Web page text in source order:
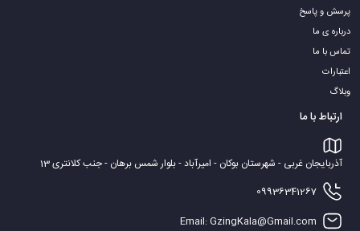
پرسش و پاسخ
درباره ی ما
تماس با ما
اعتبارات
وبلاگ
ارتباط با ما
آذربایجان غربی - شهرستان بوکان - امیرآباد - بلوار شمس برهان - جنب کلانتری 13
09936341267
Email: GzingKala@Gmail.com